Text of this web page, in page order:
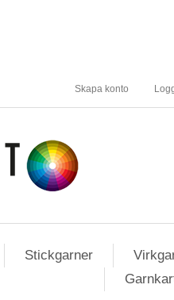
Skapa konto
Stickgarner